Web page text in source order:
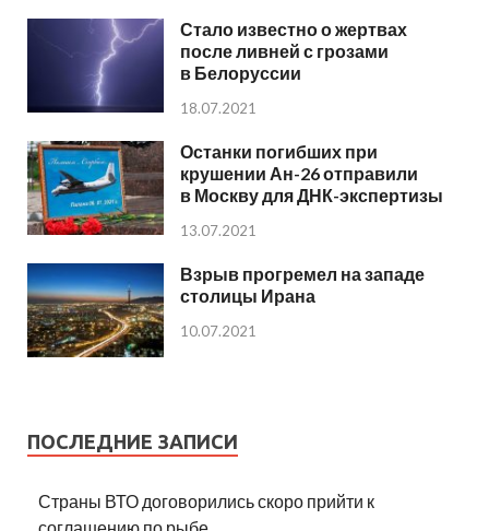
Стало известно о жертвах
после ливней с грозами
в Белоруссии
18.07.2021
Останки погибших при
крушении Ан-26 отправили
в Москву для ДНК-экспертизы
13.07.2021
Взрыв прогремел на западе
столицы Ирана
10.07.2021
ПОСЛЕДНИЕ ЗАПИСИ
Страны ВТО договорились скоро прийти к